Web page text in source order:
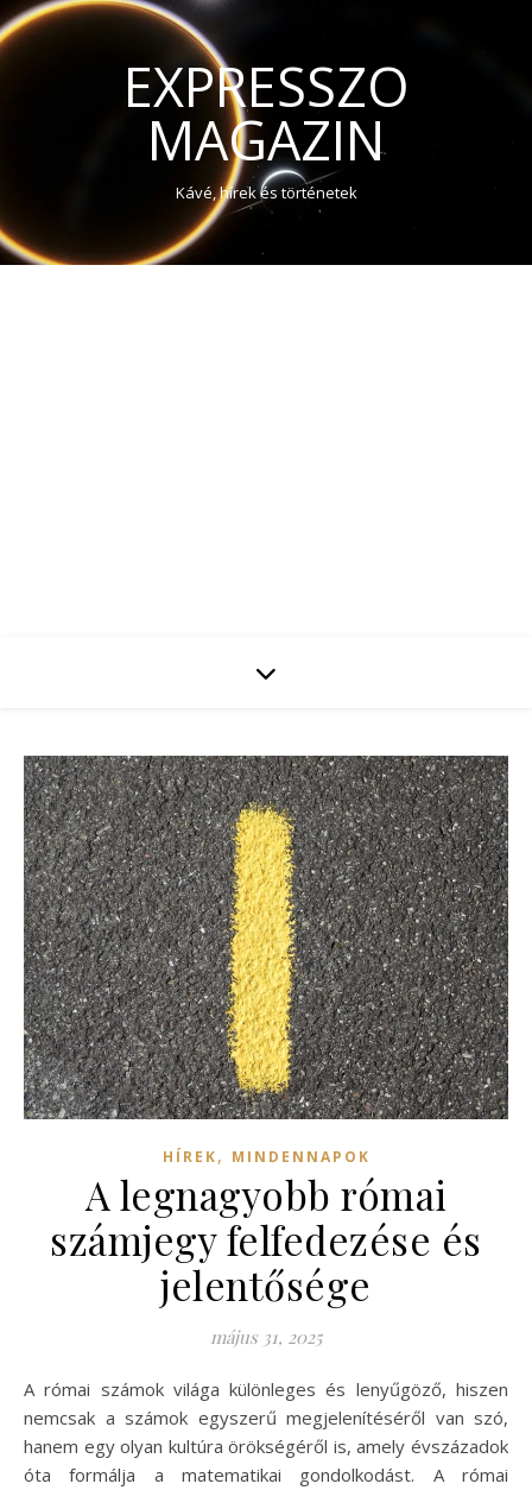
EXPRESSZO
MAGAZIN
Kávé, hírek és történetek
HÍREK, MINDENNAPOK
A legnagyobb római
számjegy felfedezése és
jelentősége
május 31, 2025
A római számok világa különleges és lenyűgöző, hiszen
nemcsak a számok egyszerű megjelenítéséről van szó,
hanem egy olyan kultúra örökségéről is, amely évszázadok
óta formálja a matematikai gondolkodást. A római